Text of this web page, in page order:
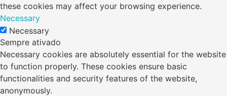
these cookies may affect your browsing experience.
Necessary
Necessary
Sempre ativado
Necessary cookies are absolutely essential for the website
to function properly. These cookies ensure basic
functionalities and security features of the website,
anonymously.